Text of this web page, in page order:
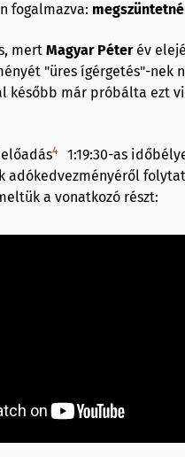
fogalmazva: megszüntetné
mert Magyar Péterév
"üres ígérgetés"-nek
később már próbálta ezt
4
1:19:30-as
adókedvezményéről
a vonatkozó részt: